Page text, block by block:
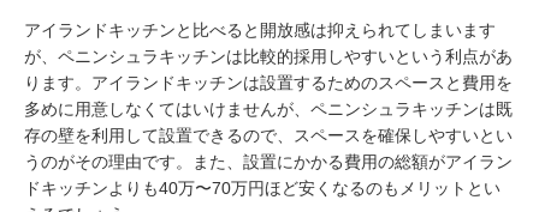
アイランドキッチンと比べると開放感は抑えられてしまいます
が、ペニンシュラキッチンは比較的採用しやすいという利点があ
ります。アイランドキッチンは設置するためのスペースと費用を
多めに用意しなくてはいけませんが、ペニンシュラキッチンは既
存の壁を利用して設置できるので、スペースを確保しやすいとい
うのがその理由です。また、設置にかかる費用の総額がアイラン
ドキッチンよりも40万〜70万円ほど安くなるのもメリットとい